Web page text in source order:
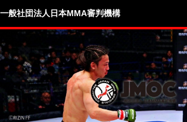
一般社団法人日本MMA審判機構